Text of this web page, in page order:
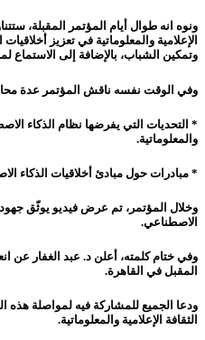
ونوه انه طوال أيام المؤتمر المقبلة،
الإعلامية والمعلوماتية في تعزيز
وتمكين الشباب، بالإضافة إلى الاستماع
وفي الوقت نفسه ناقش المؤتمر عدة
* التحديات التي يفرضها نظام الذكاء
والمعلوماتية.
* مبادرات حول مبادئ أخلاقيات الذكاء
وخلال المؤتمر، تم عرض فيديو يوثّق جهود
الاصطناعي.
وفي ختام كلمته، أعلن د. عبد الغفار عن
المقبل في القاهرة.
ودعا الجميع للمشاركة فيه لمواصلة هذه
الثقافة الإعلامية والمعلوماتية.